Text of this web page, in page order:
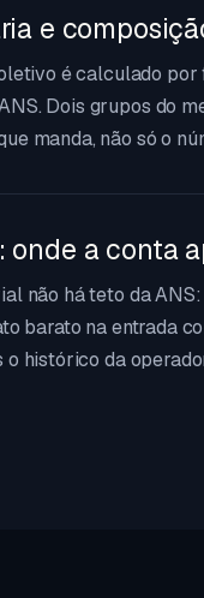
e
é calculado por
Dois grupos do
manda, não só o
onde a conta
não há teto da
barato na entrada
o histórico da